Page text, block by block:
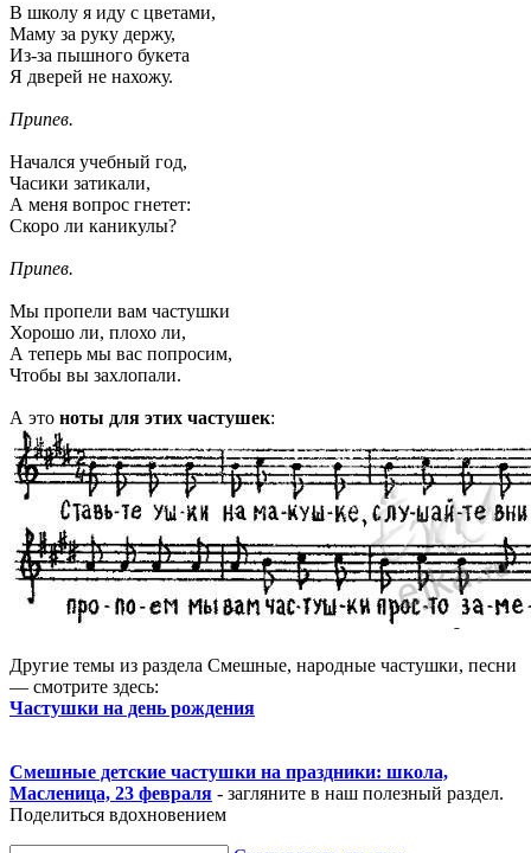
В школу я иду с цветами,
Маму за руку держу,
Из-за пышного букета
Я дверей не нахожу.
Припев.
Начался учебный год,
Часики затикали,
А меня вопрос гнетет:
Скоро ли каникулы?
Припев.
Мы пропели вам частушки
Хорошо ли, плохо ли,
А теперь мы вас попросим,
Чтобы вы захлопали.
А это ноты для этих частушек:
Другие темы из раздела Смешные, народные частушки, песни
— смотрите здесь:
Частушки на день рождения
Смешные детские частушки на праздники: школа,
Масленица, 23 февраля - загляните в наш полезный раздел.
Поделиться вдохновением